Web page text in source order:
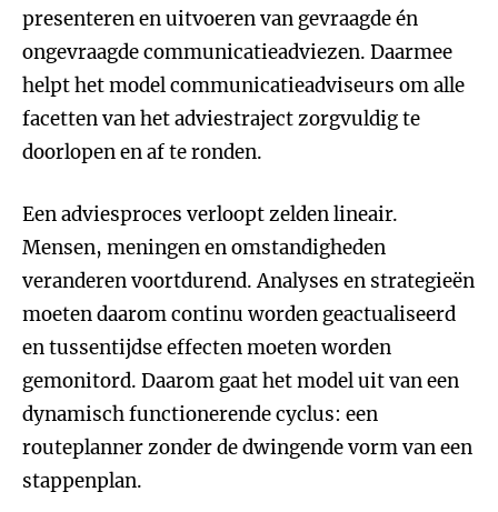
presenteren en uitvoeren van gevraagde én
ongevraagde communicatieadviezen. Daarmee
helpt het model communicatieadviseurs om alle
facetten van het adviestraject zorgvuldig te
doorlopen en af te ronden.
Een adviesproces verloopt zelden lineair.
Mensen, meningen en omstandigheden
veranderen voortdurend. Analyses en strategieën
moeten daarom continu worden geactualiseerd
en tussentijdse effecten moeten worden
gemonitord. Daarom gaat het model uit van een
dynamisch functionerende cyclus: een
routeplanner zonder de dwingende vorm van een
stappenplan.